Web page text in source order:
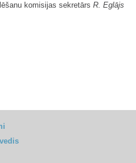
komisijas sekretārs R. Eglājs